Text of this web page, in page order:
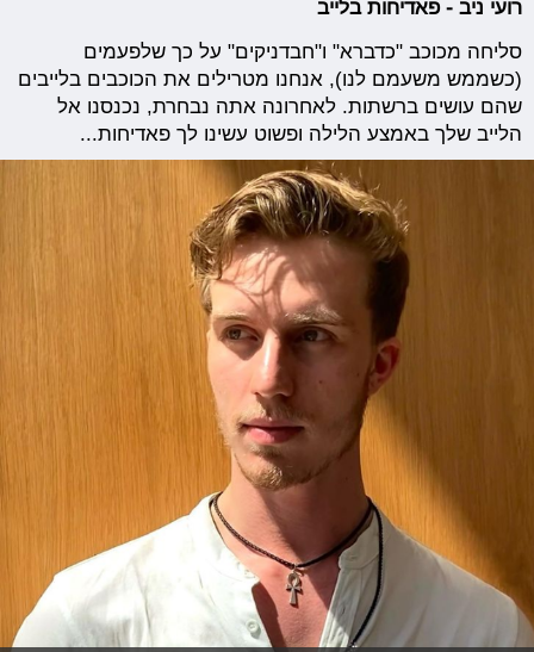
רועי ניב - פאדיחות בלייב
סליחה מכוכב "כדברא" ו"חבדניקים" על כך שלפעמים
(כשממש משעמם לנו), אנחנו מטרילים את הכוכבים בלייבים
שהם עושים ברשתות. לאחרונה אתה נבחרת, נכנסנו אל
הלייב שלך באמצע הלילה ופשוט עשינו לך פאדיחות...